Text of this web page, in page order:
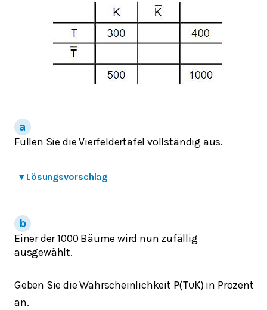
Füllen Sie die Vierfeldertafel vollständig aus.
▾ Lösungsvorschlag
Einer der 1000 Bäume wird nun zufällig
ausgewählt.
Geben Sie die Wahrscheinlichkeit P(T∪ K) in Prozent
an.